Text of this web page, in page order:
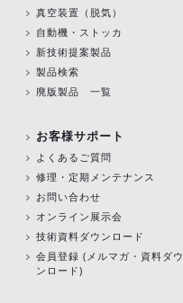
真空装置（脱気）
自動機・ストッカ
新技術提案製品
製品検索
廃版製品 一覧
お客様サポート
よくあるご質問
修理・定期メンテナンス
お問い合わせ
オンライン展示会
技術資料ダウンロード
会員登録 (メルマガ・資料ダウ
ンロード)